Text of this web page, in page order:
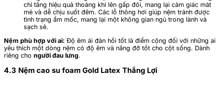
chỉ tăng hiệu quả thoáng khí lên gấp đôi, mang lại cảm giác mát
mẻ và dễ chịu suốt đêm. Các lỗ thông hơi giúp nệm tránh được
tình trạng ẩm mốc, mang lại một không gian ngủ trong lành và
sạch sẽ.
Nệm phù hợp với ai: Độ êm ái đàn hồi tốt là điểm cộng đối với những ai
yêu thích một dòng nệm có độ êm và nâng đỡ tốt cho cột sống. Dành
riêng cho người đau lưng.
4.3 Nệm cao su foam Gold Latex Thắng Lợi